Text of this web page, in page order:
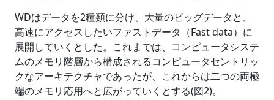
WDはデータを2種類に分け、大量のビッグデータと、
高速にアクセスしたいファストデータ（Fast data）に
展開していくとした。これまでは、コンピュータシステ
ムのメモリ階層から構成されるコンピュータセントリッ
クなアーキテクチャであったが、これからは二つの両極
端のメモリ応用へと広がっていくとする(図2)。